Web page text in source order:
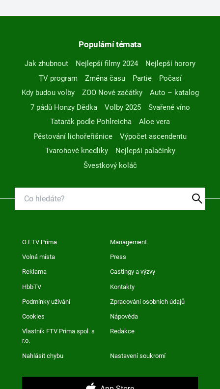
Populární témata
Jak zhubnout Nejlepší filmy 2024
Nejlepší horory
TV program
Změna času Partie
Počasí
Kdy budou volby
ZOO Nové začátky
Auto – katalog
7 pádů Honzy Dědka
Volby 2025
Svařené víno
Tatarák podle Pohlreicha
Aloe vera
Pěstování lichořeřišnice
Výpočet ascendentu
Tvarohové knedlíky
Nejlepší palačinky
Švestkový koláč
O FTV Prima Management
Volná místa Press
Reklama Castingy a výzvy
HbbTV Kontakty
Podmínky užívání Zpracování osobních údajů
Cookies Nápověda
Vlastník FTV Prima spol. s
r.o.
Redakce
Nahlásit chybu Nastavení soukromí